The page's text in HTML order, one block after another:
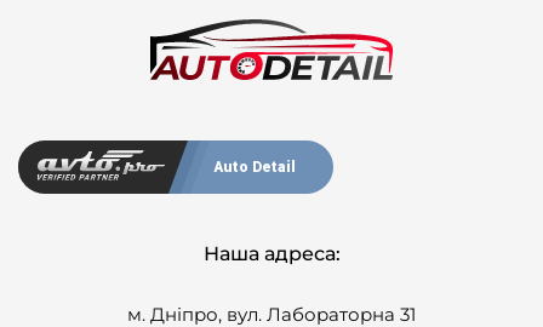
Auto Detail
Наша адреса:
м. Дніпро, вул. Лабораторна 31